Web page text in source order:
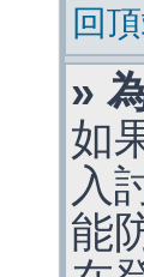
回
»
如
入
能